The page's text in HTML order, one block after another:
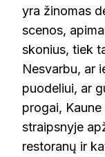
yra žinomas
scenos,
skonius, tiek
Nesvarbu, ar
puodeliui, ar
progai,
straipsnyje
restoranų ir